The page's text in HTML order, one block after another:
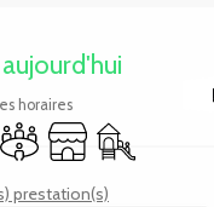
horaires
Salle de réunion
BoutiqueJeux pour
prestation(s)